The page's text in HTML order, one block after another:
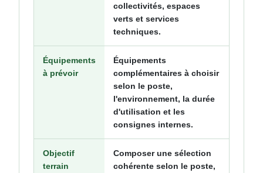
collectivités, espaces
verts et services
techniques.
Équipements
à prévoir
Équipements
complémentaires à choisir
selon le poste,
l'environnement, la durée
d'utilisation et les
consignes internes.
Objectif
terrain
Composer une sélection
cohérente selon le poste,